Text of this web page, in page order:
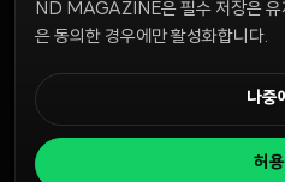
윤리 원칙 Discord 봇캠페인 가이드커뮤
쿠키 설
공시 및 정책:
ND MAGAZINE은 필수 저장은 유
은 동의한 경우에만 활성화합니다.
나중
허용